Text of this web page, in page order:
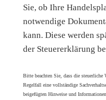
Sie, ob Ihre
notwendige
kann. Diese werden
der Steuererklärung
Bitte beachten Sie, dass die
Regelfall eine vollständige
beigefügten Hinweise und